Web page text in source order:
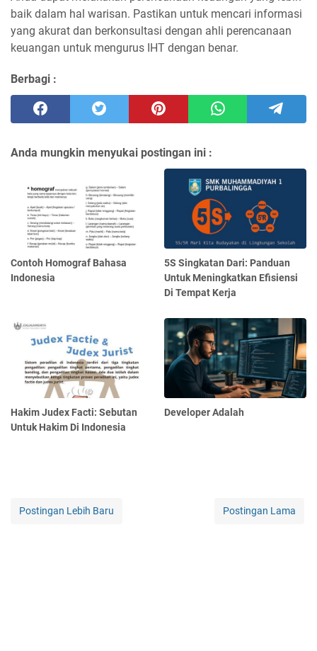
baik dalam hal warisan. Pastikan untuk mencari informasi
yang akurat dan berkonsultasi dengan ahli perencanaan
keuangan untuk mengurus IHT dengan benar.
Berbagi :
Anda mungkin menyukai postingan ini :
Contoh Homograf Bahasa
Indonesia
5S Singkatan Dari: Panduan
Untuk Meningkatkan Efisiensi
Di Tempat Kerja
Hakim Judex Facti: Sebutan
Untuk Hakim Di Indonesia
Developer Adalah
Postingan Lebih Baru Postingan Lama